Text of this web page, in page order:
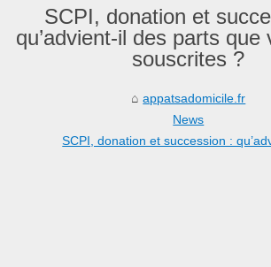
SCPI, donation et
qu’advient-il des parts que
souscrites ?
appatsadomicile.fr
News
SCPI, donation et succession :